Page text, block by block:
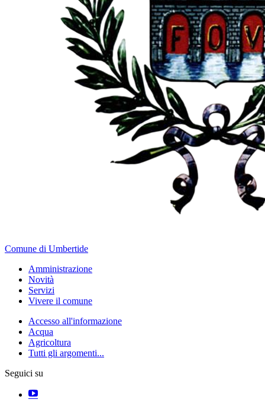
Comune di Umbertide
Amministrazione
Novità
Servizi
Vivere il comune
Accesso all'informazione
Acqua
Agricoltura
Tutti gli argomenti...
Seguici su